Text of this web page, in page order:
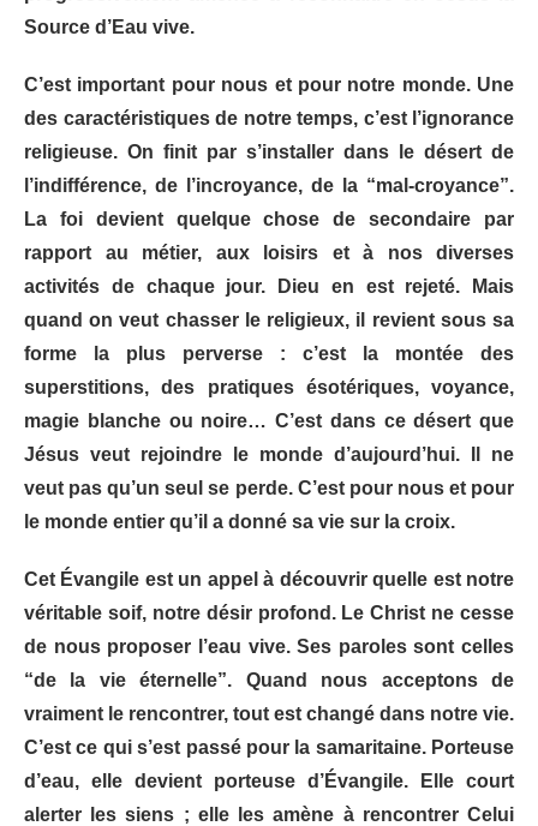
Source d’Eau vive.
C’est important pour nous et pour notre monde. Une
des caractéristiques de notre temps, c’est l’ignorance
religieuse. On finit par s’installer dans le désert de
l’indifférence, de l’incroyance, de la “mal-croyance”.
La foi devient quelque chose de secondaire par
rapport au métier, aux loisirs et à nos diverses
activités de chaque jour. Dieu en est rejeté. Mais
quand on veut chasser le religieux, il revient sous sa
forme la plus perverse : c’est la montée des
superstitions, des pratiques ésotériques, voyance,
magie blanche ou noire… C’est dans ce désert que
Jésus veut rejoindre le monde d’aujourd’hui. Il ne
veut pas qu’un seul se perde. C’est pour nous et pour
le monde entier qu’il a donné sa vie sur la croix.
Cet Évangile est un appel à découvrir quelle est notre
véritable soif, notre désir profond. Le Christ ne cesse
de nous proposer l’eau vive. Ses paroles sont celles
“de la vie éternelle”. Quand nous acceptons de
vraiment le rencontrer, tout est changé dans notre vie.
C’est ce qui s’est passé pour la samaritaine. Porteuse
d’eau, elle devient porteuse d’Évangile. Elle court
alerter les siens ; elle les amène à rencontrer Celui